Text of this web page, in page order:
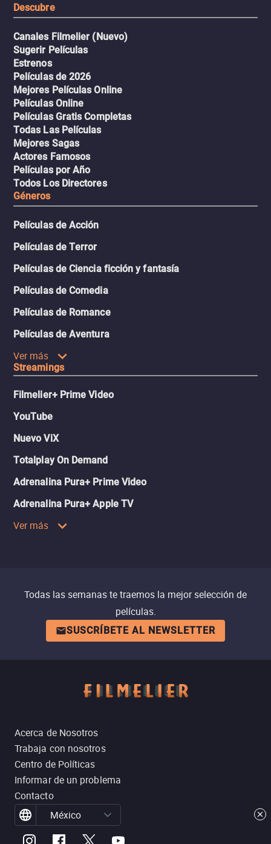
Descubre
Canales Filmelier (Nuevo)
Sugerir Películas
Estrenos
Películas de 2026
Mejores Películas Online
Películas Online
Películas Gratis Completas
Todas Las Películas
Mejores Sagas
Actores Famosos
Películas por Año
Todos Los Directores
Géneros
Películas de Acción
Películas de Terror
Películas de Ciencia ficción y fantasía
Películas de Comedia
Películas de Romance
Películas de Aventura
Ver más
Streamings
Filmelier+ Prime Video
YouTube
Nuevo ViX
Totalplay On Demand
Adrenalina Pura+ Prime Video
Adrenalina Pura+ Apple TV
Ver más
Todas las semanas te traemos la mejor selección de
películas.
SUSCRÍBETE AL NEWSLETTER
Acerca de Nosotros
Trabaja con nosotros
Centro de Políticas
Informar de un problema
Contacto
México